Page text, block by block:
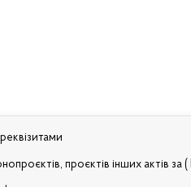
проєктів інших актів за (